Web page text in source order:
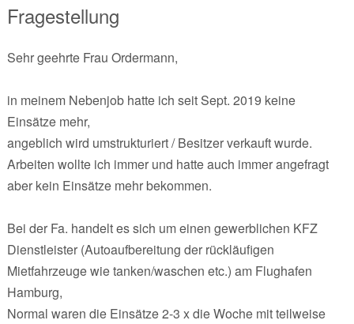
Fragestellung
Sehr geehrte Frau Ordermann,
in meinem Nebenjob hatte ich seit Sept. 2019 keine
Einsätze mehr,
angeblich wird umstrukturiert / Besitzer verkauft wurde.
Arbeiten wollte ich immer und hatte auch immer angefragt
aber kein Einsätze mehr bekommen.
Bei der Fa. handelt es sich um einen gewerblichen KFZ
Dienstleister (Autoaufbereitung der rückläufigen
Mietfahrzeuge wie tanken/waschen etc.) am Flughafen
Hamburg,
Normal waren die Einsätze 2-3 x die Woche mit teilweise